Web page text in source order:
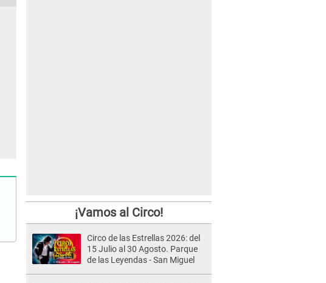
¡Vamos al Circo!
Circo de las Estrellas 2026: del
15 Julio al 30 Agosto. Parque
de las Leyendas - San Miguel